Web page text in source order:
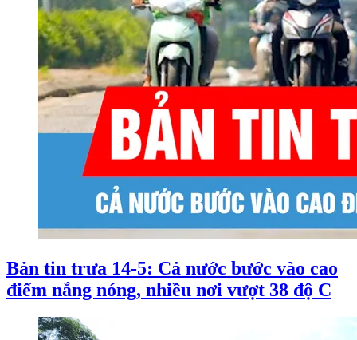
Bản tin trưa 14-5: Cả nước bước vào cao
điểm nắng nóng, nhiều nơi vượt 38 độ C